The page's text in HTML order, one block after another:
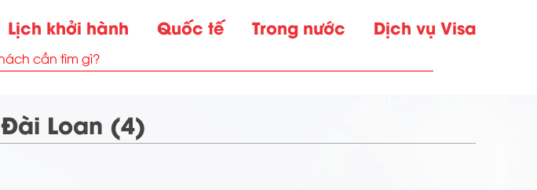
Lịch khởi hành Quốc tế Trong nước Dịch vụ Visa
Đài Loan (4)